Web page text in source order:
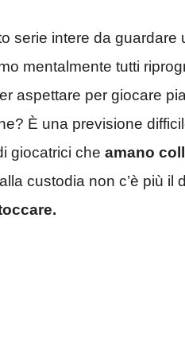
serie intere da guardare
mentalmente tutti
aspettare per giocare
È una previsione
giocatrici che amano
custodia non c’è più il